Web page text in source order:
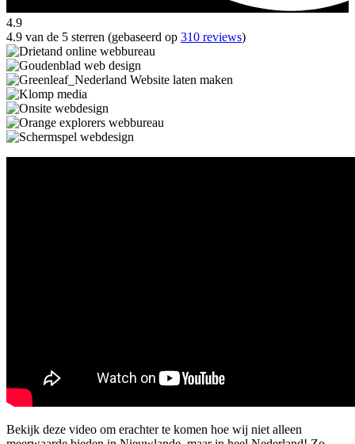
4.9
4.9 van de 5 sterren (gebaseerd op 310 reviews)
Bekijk deze video om erachter te komen hoe wij niet alleen